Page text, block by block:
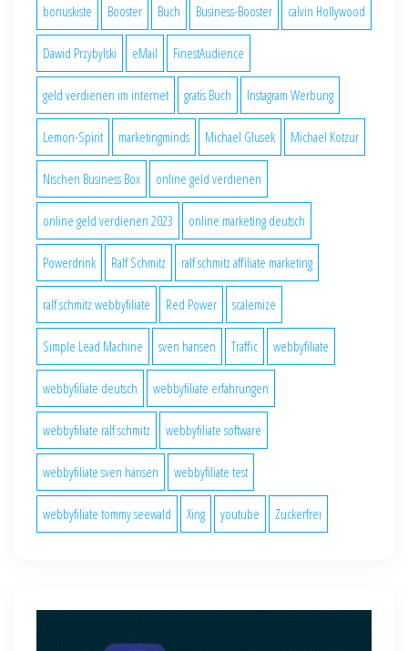
bonuskiste Booster Buch Business-Booster calvin Hollywood
Dawid Przybylski eMail FinestAudience
geld verdienen im internet gratis Buch Instagram Werbung
Lemon-Spirit marketingminds Michael Glusek Michael Kotzur
Nischen Business Box online geld verdienen
online geld verdienen 2023 online marketing deutsch
Powerdrink Ralf Schmitz ralf schmitz affiliate marketing
ralf schmitz webbyfiliate Red Power scalemize
Simple Lead Machine sven hansen Traffic webbyfiliate
webbyfiliate deutsch webbyfiliate erfahrungen
webbyfiliate ralf schmitz webbyfiliate software
webbyfiliate sven hansen webbyfiliate test
webbyfiliate tommy seewald Xing youtube Zuckerfrei